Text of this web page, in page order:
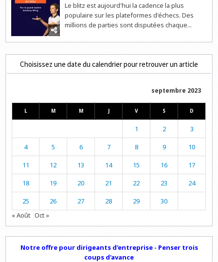
Le blitz est aujourd'hui la cadence la plus
populaire sur les plateformes d'échecs. Des
millions de parties sont disputées chaque...
Choisissez une date du calendrier pour retrouver un article
septembre 2023
L M M J V S D
1 2 3
4 5 6 7 8 9 10
11 12 13 14 15 16 17
18 19 20 21 22 23 24
25 26 27 28 29
30
« Août Oct »
Notre offre pour dirigeants d'entreprise - Penser trois
coups d'avance